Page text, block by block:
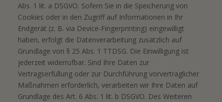
Abs. 1 lit. a DSGVO. Sofern Sie in die Speicherung von
Cookies oder in den Zugriff auf Informationen in Ihr
Endgerät (z. B. via Device-Fingerprinting) eingewilligt
haben, erfolgt die Datenverarbeitung zusätzlich auf
Grundlage von § 25 Abs. 1 TTDSG. Die Einwilligung ist
jederzeit widerrufbar. Sind Ihre Daten zur
Vertragserfüllung oder zur Durchführung vorvertraglicher
Maßnahmen erforderlich, verarbeiten wir Ihre Daten auf
Grundlage des Art. 6 Abs. 1 lit. b DSGVO. Des Weiteren